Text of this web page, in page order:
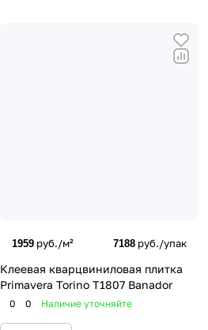
1959 руб./м² 7188 руб./упак
Клеевая кварцвиниловая плитка
Primavera Torino T1807 Banador
0 0 Наличие уточняйте